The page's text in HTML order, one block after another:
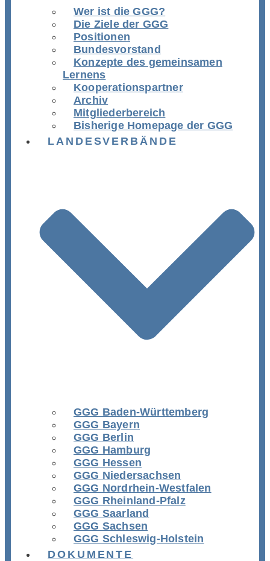
Wer ist die GGG?
Die Ziele der GGG
Positionen
Bundesvorstand
Konzepte des gemeinsamen
Lernens
Kooperationspartner
Archiv
Mitgliederbereich
Bisherige Homepage der GGG
LANDESVERBÄNDE
GGG Baden-Württemberg
GGG Bayern
GGG Berlin
GGG Hamburg
GGG Hessen
GGG Niedersachsen
GGG Nordrhein-Westfalen
GGG Rheinland-Pfalz
GGG Saarland
GGG Sachsen
GGG Schleswig-Holstein
DOKUMENTE